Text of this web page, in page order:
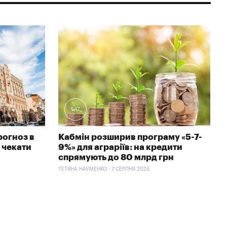
в
чекати
547
Кабмін розширив програму «5-7-
9%» для аграріїв: на кредити
спрямують до 80 млрд грн
ТЕТЯНА НАУМЕНКО - 7 СЕРПНЯ 2026